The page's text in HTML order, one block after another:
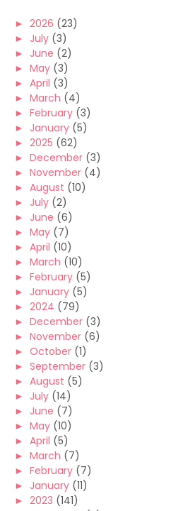
► 2026 (23)
► July (3)
► June (2)
► May (3)
► April (3)
► March (4)
► February (3)
► January (5)
► 2025 (62)
► December (3)
► November (4)
► August (10)
► July (2)
► June (6)
► May (7)
► April (10)
► March (10)
► February (5)
► January (5)
► 2024 (79)
► December (3)
► November (6)
► October (1)
► September (3)
► August (5)
► July (14)
► June (7)
► May (10)
► April (5)
► March (7)
► February (7)
► January (11)
► 2023 (141)